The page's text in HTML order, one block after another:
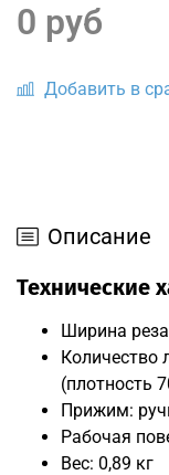
Добавить в
0 руб
Описание
Технические
Ширина
Количество
(плотность
Прижим:
Рабочая
Вес: 0,89 кг